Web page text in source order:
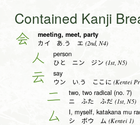
Contained Kanji
会 meeting, meet, party
カイ あ.う エ (2nd, N4)
人 person
ひと ニン ジン (1st, N5)
云 say
ウン い.う ここに (Kentei
二 two, two radical (no. 7)
ニ ふた ふだ (1st, N5)
厶 I, myself, katakana mu
シ ボウ ム (Kentei 1)